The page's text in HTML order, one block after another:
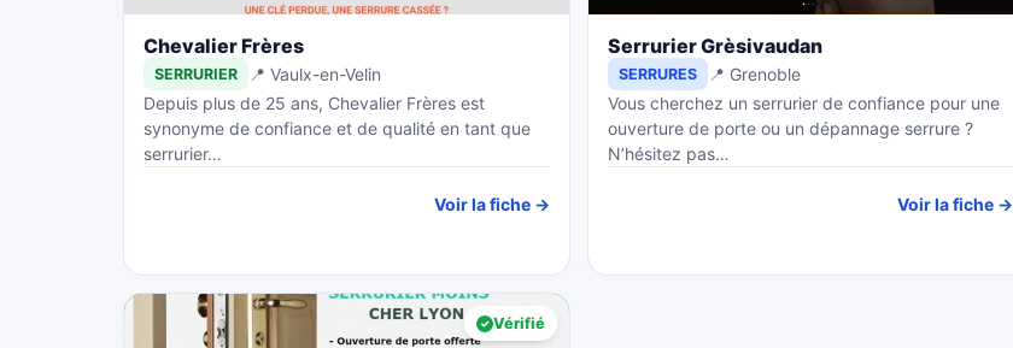
Chevalier Frères
SERRURIER
📍 Vaulx-en-Velin
Depuis plus de 25 ans, Chevalier Frères est
synonyme de confiance et de qualité en tant que
serrurier…
Voir la fiche →
Serrurier Grèsivaudan
SERRURES
📍 Grenoble
Vous cherchez un serrurier de confiance pour une
ouverture de porte ou un dépannage serrure ?
N’hésitez pas…
Voir la fiche →
Vérifié